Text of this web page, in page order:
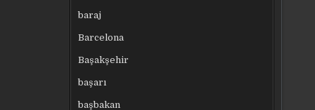
baraj
Barcelona
Başakşehir
başarı
başbakan